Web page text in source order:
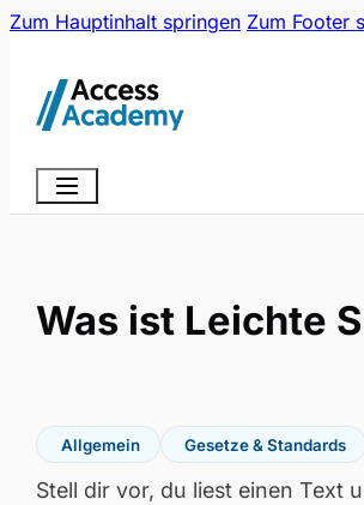
Zum Hauptinhalt springen Zum Footer
Was ist Leichte
Allgemein Gesetze & Standards
Stell dir vor, du liest einen Text